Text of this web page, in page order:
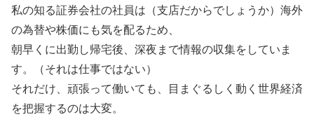
私の知る証券会社の社員は（支店だからでしょうか）海外
の為替や株価にも気を配るため、
朝早くに出勤し帰宅後、深夜まで情報の収集をしていま
す。（それは仕事ではない）
それだけ、頑張って働いても、目まぐるしく動く世界経済
を把握するのは大変。